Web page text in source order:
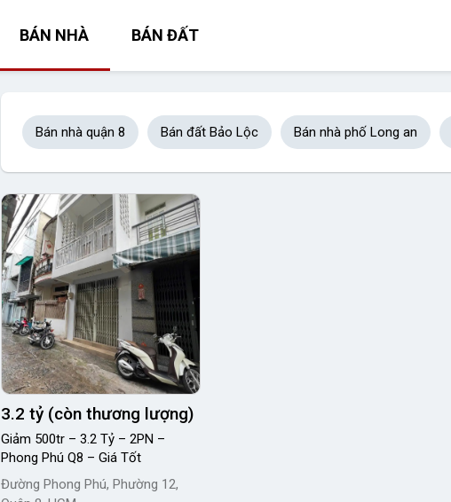
BÁN NHÀ BÁN ĐẤT
Bán nhà quận 8 Bán đất Bảo Lộc Bán nhà phố Long an
3.2 tỷ (còn thương lượng)
Giảm 500tr – 3.2 Tỷ – 2PN –
Phong Phú Q8 – Giá Tốt
Đường Phong Phú, Phường 12,